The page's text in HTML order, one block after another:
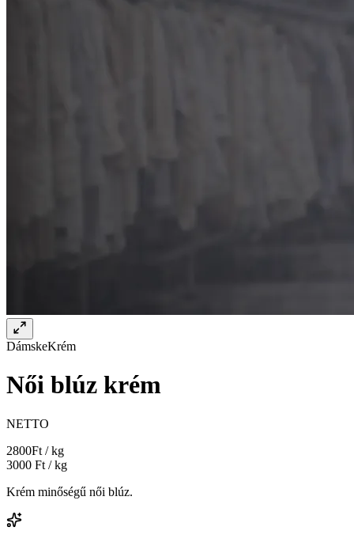
DámskeKrém
Női blúz krém
NETTO
2800Ft / kg
3000 Ft / kg
Krém minőségű női blúz.